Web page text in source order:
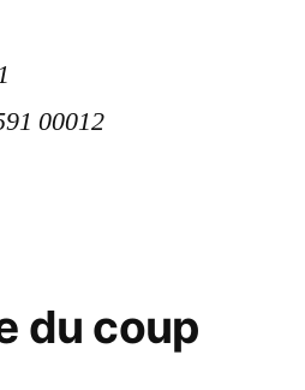
00012
du coup